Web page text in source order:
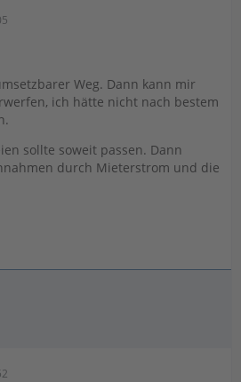
Weg. Dann kann mir
ich hätte nicht nach bestem
sollte soweit passen. Dann
durch Mieterstrom und die